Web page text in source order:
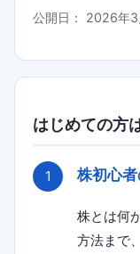
公開日： 2026年3
はじめての方
株初心
株とは何
方法まで